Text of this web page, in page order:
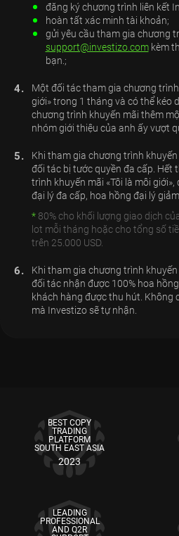
đăng ký chương trình liên kết
hoàn tất xác minh tài khoản;
gửi yêu cầu tham gia chương
support@investizo.comkèm
bạn.;
4.
Một đối tác tham gia chương
giới» trong 1 tháng và có thể kéo
chương trình khuyến mãi thêm
nhóm giới thiệu của anh ấy vượt
5.
Khi tham gia chương trình khuyến
đối tác bị tước quyền đa cấp. Hết
trình khuyến mãi «Tôi là môi
đại lý đa cấp, hoa hồng đại lý
*80% cho khối lượng giao dịch
lot mỗi tháng hoặc cho tổng số
trên 25.000 USD.
6.
Khi tham gia chương trình khuyến
đối tác nhận được 100% hoa
khách hàng được thu hút. Không
mà Investizo sẽ tự nhận.
BEST COPY
TRADING
PLATFORM
SOUTH EAST ASIA
2023
LEADING
PROFESSIONAL
AND Q2R